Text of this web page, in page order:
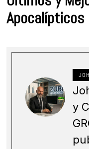
Apocalípticos
y